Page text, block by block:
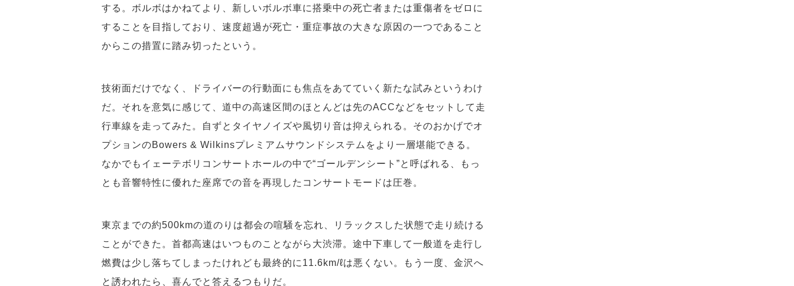
する。ボルボはかねてより、新しいボルボ車に搭乗中の死亡者または重傷者をゼロに
することを目指しており、速度超過が死亡・重症事故の大きな原因の一つであること
からこの措置に踏み切ったという。
技術面だけでなく、ドライバーの行動面にも焦点をあてていく新たな試みというわけ
だ。それを意気に感じて、道中の高速区間のほとんどは先のACCなどをセットして走
行車線を走ってみた。自ずとタイヤノイズや風切り音は抑えられる。そのおかげでオ
プションのBowers & Wilkinsプレミアムサウンドシステムをより一層堪能できる。
なかでもイェーテボリコンサートホールの中で“ゴールデンシート”と呼ばれる、もっ
とも音響特性に優れた座席での音を再現したコンサートモードは圧巻。
東京までの約500kmの道のりは都会の喧騒を忘れ、リラックスした状態で走り続ける
ことができた。首都高速はいつものことながら大渋滞。途中下車して一般道を走行し
燃費は少し落ちてしまったけれども最終的に11.6km/ℓは悪くない。もう一度、金沢へ
と誘われたら、喜んでと答えるつもりだ。